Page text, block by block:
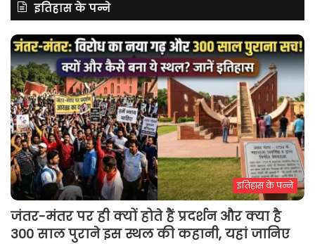
इतिहास के पन्ने
इतिहास के पन्ने
जंतर-मंतर पर ही क्यों होते हैं प्रदर्शन और क्या है
300 साल पुराने इस स्थल की कहानी, यहां जानिए